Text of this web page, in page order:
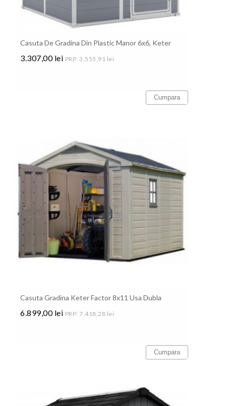
Casuta De Gradina Din Plastic Manor 6x6, Keter
3.307,00 lei PRP: 3.555,91 lei
Cumpara
Casuta Gradina Keter Factor 8x11 Usa Dubla
6.899,00 lei PRP: 7.418,28 lei
Cumpara